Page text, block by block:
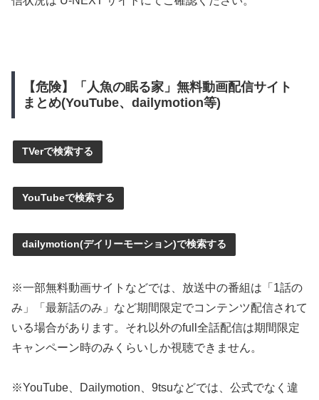
【危険】「人魚の眠る家」無料動画配信サイト
まとめ(YouTube、dailymotion等)
TVerで検索する
YouTubeで検索する
dailymotion(デイリーモーション)で検索する
※一部無料動画サイトなどでは、放送中の番組は「1話の
み」「最新話のみ」など期間限定でコンテンツ配信されて
いる場合があります。それ以外のfull全話配信は期間限定
キャンペーン時のみくらいしか視聴できません。
※YouTube、Dailymotion、9tsuなどでは、公式でなく違